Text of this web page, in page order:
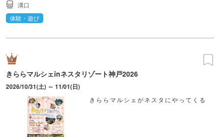
溝口
体験・遊び
きららマルシェinネスタリゾート神戸2026
2026/10/31(土) ～ 11/01(日)
きららマルシェがネスタにやってくる